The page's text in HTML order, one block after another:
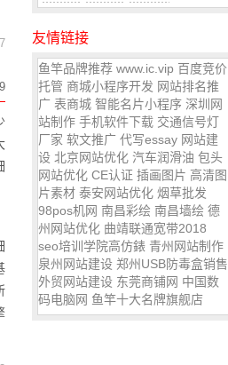
友情链接
鱼竿品牌推荐 www.ic.vip 百度竞价
托管 商城小程序开发 网站排名推
广 表商城 智能名片小程序 深圳网
站制作 手机软件下载 交通信号灯
厂家 软文推广 代写essay 网站建
设 北京网站优化 汽车润滑油 包头
网站优化 CE认证 插画图片 高清图
片素材 泰安网站优化 烟草批发
98pos机网 南昌彩绘 南昌墙绘 德
州网站优化 曲靖联通宽带2018
seo培训学院高仿錶 青州网站制作
泉州网站建设 郑州USB防毒盒销售
外贸网站建设 东莞商铺网 中国数
码电脑网 鱼竿十大名牌旗舰店